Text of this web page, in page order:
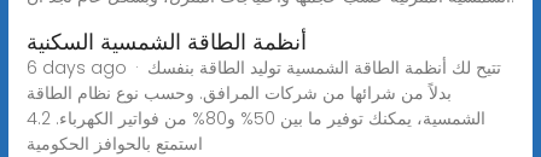
أنظمة الطاقة الشمسية السكنية
6 days ago · تتيح لك أنظمة الطاقة الشمسية توليد الطاقة بنفسك
بدلاً من شرائها من شركات المرافق. وحسب نوع نظام الطاقة
الشمسية، يمكنك توفير ما بين 50% و80% من فواتير الكهرباء. 4.2
استمتع بالحوافز الحكومية